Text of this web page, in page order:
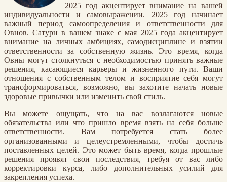
2025 год акцентирует внимание на вашей
индивидуальности и самовыражении. 2025 год начинает
важный период самоопределения и ответственности для
Овнов. Сатурн в вашем знаке с мая 2025 года акцентирует
внимание на личных амбициях, самодисциплине и взятии
ответственности за собственную жизнь. Это время, когда
Овны могут столкнуться с необходимостью принять важные
решения, касающиеся карьеры и жизненного пути. Ваши
отношения с собственным телом и восприятие себя могут
трансформироваться, возможно, вы захотите начать новые
здоровые привычки или изменить свой стиль.
Вы можете ощущать, что на вас возлагаются новые
обязательства или что пришло время взять на себя больше
ответственности. Вам потребуется стать более
организованными и целеустремленными, чтобы достичь
поставленных целей. Это может быть время, когда прошлые
решения проявят свои последствия, требуя от вас либо
корректировки курса, либо дополнительных усилий для
закрепления успеха.